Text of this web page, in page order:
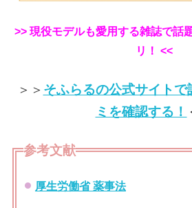
>> 現役モデルも愛用する雑誌で話
リ！ <<
＞＞ そふらるの公式サイトで
ミを確認する！
参考文献
厚生労働省 薬事法